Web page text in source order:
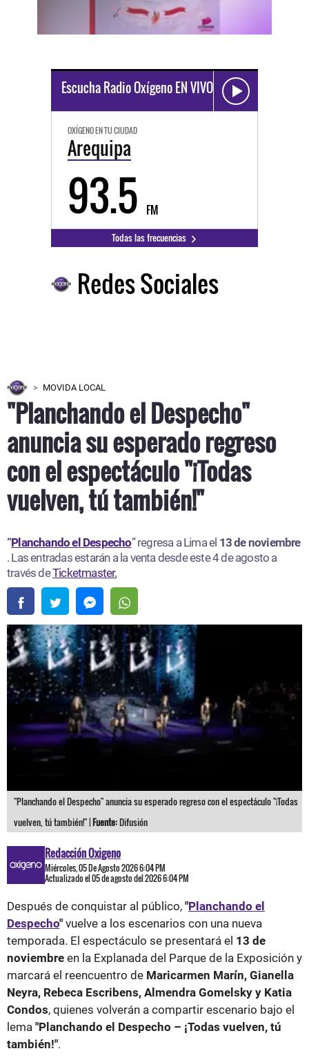
Escucha Radio Oxígeno EN VIVO
OXÍGENO EN TU CIUDAD
Arequipa
93.5 FM
Todas las frecuencias
Redes Sociales
MOVIDA LOCAL
"Planchando el Despecho"
anuncia su esperado regreso
con el espectáculo "¡Todas
vuelven, tú también!"
“Planchando el Despecho” regresa a Lima el 13 de noviembre
. Las entradas estarán a la venta desde este 4 de agosto a
través deTicketmaster.
"Planchando el Despecho" anuncia su esperado regreso con el espectáculo "¡Todas
vuelven, tú también!" |Fuente:Difusión
Redacción Oxigeno
Miércoles, 05 De Agosto 2026 6:04 PM
Actualizado el 05 de agosto del 2026 6:04 PM
Después de conquistar al público, "Planchando el
Despecho" vuelve a los escenarios con una nueva
temporada. El espectáculo se presentará el 13 de
noviembre en la Explanada del Parque de la Exposición y
marcará el reencuentro de Maricarmen Marín, Gianella
Neyra, Rebeca Escribens, Almendra Gomelsky y Katia
Condos, quienes volverán a compartir escenario bajo el
lema "Planchando el Despecho – ¡Todas vuelven, tú
también!".